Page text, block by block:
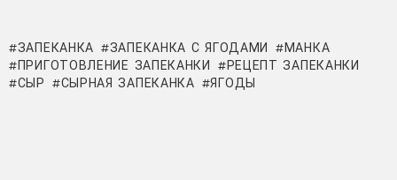
ЗАПЕКАНКА ЗАПЕКАНКА С ЯГОДАМИ
МАНКА
ПРИГОТОВЛЕНИЕ ЗАПЕКАНКИ
РЕЦЕПТ ЗАПЕКАНКИ
СЫР
СЫРНАЯ ЗАПЕКАНКА ЯГОДЫ